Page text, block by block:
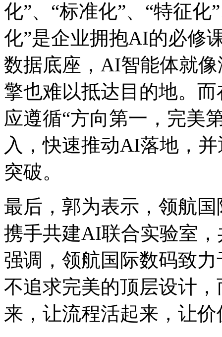
化”、“标准化”、“特征
化”是企业拥抱AI的必修课
数据底座，AI智能体就
擎也难以抵达目的地。而
应遵循“方向第一，完美
入，快速推动AI落地
突破。
最后，郭为表示，
携手共建AI联合实验室
强调，领航国际数码
不追求完美的顶层设计
来，让流程活起来，